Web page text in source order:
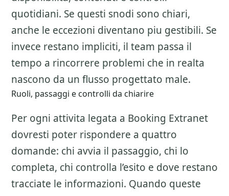
quotidiani. Se questi snodi sono chiari,
anche le eccezioni diventano piu gestibili. Se
invece restano impliciti, il team passa il
tempo a rincorrere problemi che in realta
nascono da un flusso progettato male.
Ruoli, passaggi e controlli da chiarire
Per ogni attivita legata a Booking Extranet
dovresti poter rispondere a quattro
domande: chi avvia il passaggio, chi lo
completa, chi controlla l’esito e dove restano
tracciate le informazioni. Quando queste